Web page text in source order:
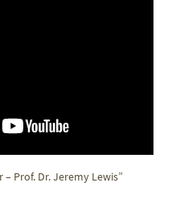
Prof. Dr. Jeremy Lewis”